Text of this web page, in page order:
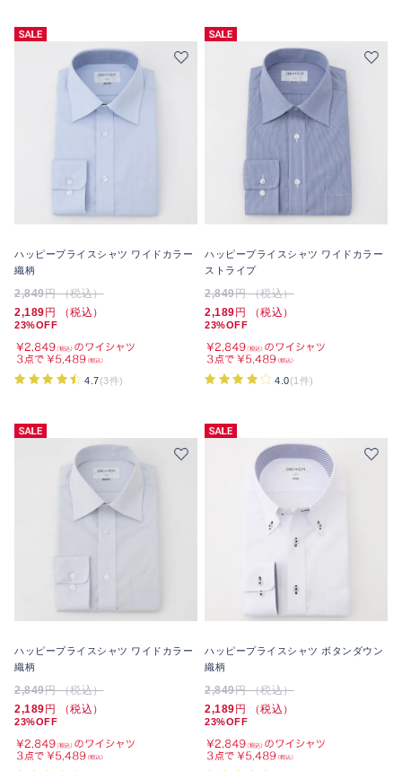
ハッピープライスシャツ ワイドカラー
織柄
2,849円 （税込）
2,189円 （税込）
23%OFF
4.7(3件)
ハッピープライスシャツ ワイドカラー
ストライプ
2,849円 （税込）
2,189円 （税込）
23%OFF
4.0(1件)
ハッピープライスシャツ ワイドカラー
織柄
2,849円 （税込）
2,189円 （税込）
23%OFF
ハッピープライスシャツ ボタンダウン
織柄
2,849円 （税込）
2,189円 （税込）
23%OFF